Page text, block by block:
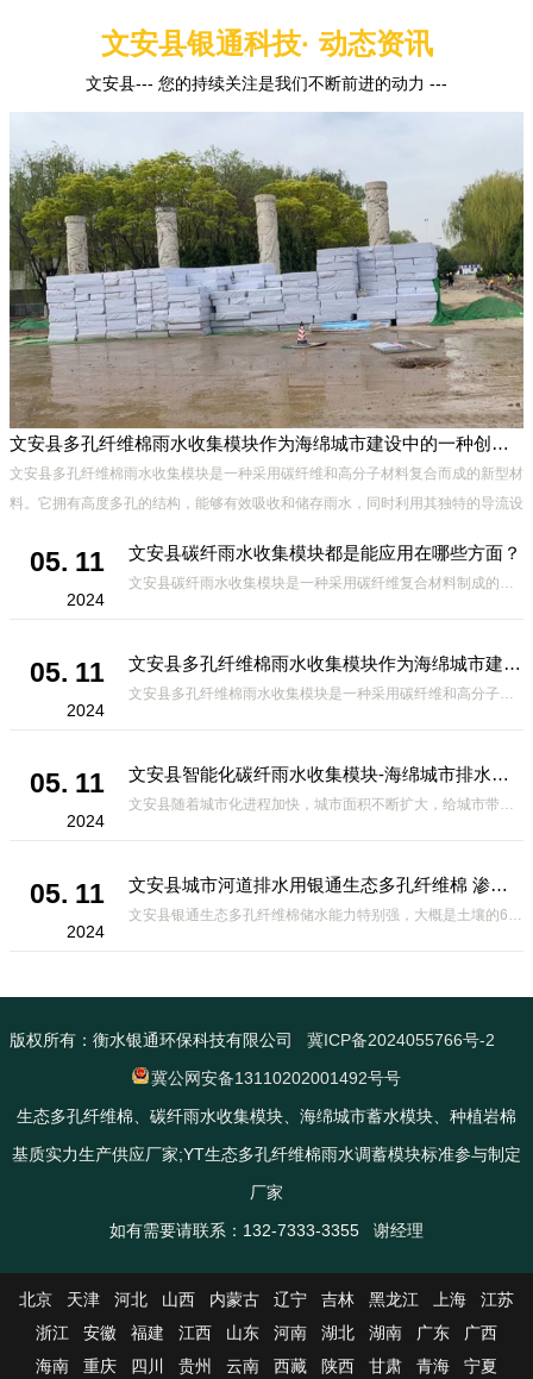
文安县银通科技· 动态资讯
文安县--- 您的持续关注是我们不断前进的动力 ---
文安县多孔纤维棉雨水收集模块作为海绵城市建设中的一种创新材料
文安县多孔纤维棉雨水收集模块是一种采用碳纤维和高分子材料复合而成的新型材
料。它拥有高度多孔的结构，能够有效吸收和储存雨水，同时利用其独特的导流设
05. 11
2024
文安县碳纤雨水收集模块都是能应用在哪些方面？
文安县碳纤雨水收集模块是一种采用碳纤维复合材料制成的雨水收集装置，具有*、环保、可持续等诸多优点。这种模块的设计独特，结构轻巧且强度高，耐腐蚀，能够在各种环境条件下稳定运行。其广泛的应用领域不仅体现在城市规
05. 11
2024
文安县多孔纤维棉雨水收集模块作为海绵城市建设中的一种创新材料
文安县多孔纤维棉雨水收集模块是一种采用碳纤维和高分子材料复合而成的新型材料。它拥有高度多孔的结构，能够有效吸收和储存雨水，同时利用其独特的导流设计，将雨水迅速排出，有效防止城市内涝的发生。此外，该材料还具有
05. 11
2024
文安县智能化碳纤雨水收集模块-海绵城市排水蓄水系统的优选项
文安县随着城市化进程加快，城市面积不断扩大，给城市带来的问题也随之增加。其中之一就是水资源的短缺。雨水收集是一种解决城市水资源短缺的有效途径。在雨水收集技术中，智能化碳纤雨水收集模块的出现，为解决城市水资源
05. 11
2024
文安县城市河道排水用银通生态多孔纤维棉 渗透性好重量轻
文安县银通生态多孔纤维棉储水能力特别强，大概是土壤的6倍，所以在下暴雨或者是严重的雨雪天气时，能将降水量很好的吸收掉，到了天气晴朗之后又会将这些水分蒸发到空气中。这种材料在绿化环保上能起到很大的作用，能够大
版权所有：衡水银通环保科技有限公司
冀ICP备2024055766号-2
冀公网安备13110202001492号号
生态多孔纤维棉、碳纤雨水收集模块、海绵城市蓄水模块、种植岩棉
基质实力生产供应厂家;YT生态多孔纤维棉雨水调蓄模块标准参与制定
厂家
如有需要请联系：132-7333-3355 谢经理
北京 天津 河北 山西 内蒙古 辽宁 吉林 黑龙江 上海
江苏
浙江
安徽 福建 江西 山东 河南 湖北 湖南 广东
广西
海南
重庆 四川 贵州 云南 西藏 陕西 甘肃 青海 宁夏